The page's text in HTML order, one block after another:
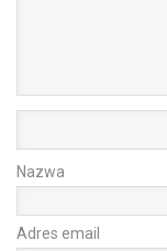
Nazwa
Adres email